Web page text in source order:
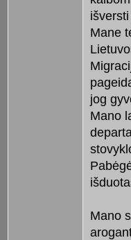
Mane
jog
Mano
Mano